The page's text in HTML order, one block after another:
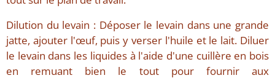
Dilution du levain : Déposer le levain dans une grande
jatte, ajouter l'œuf, puis y verser l'huile et le lait. Diluer
le levain dans les liquides à l'aide d'une cuillère en bois
en remuant bien le tout pour fournir aux